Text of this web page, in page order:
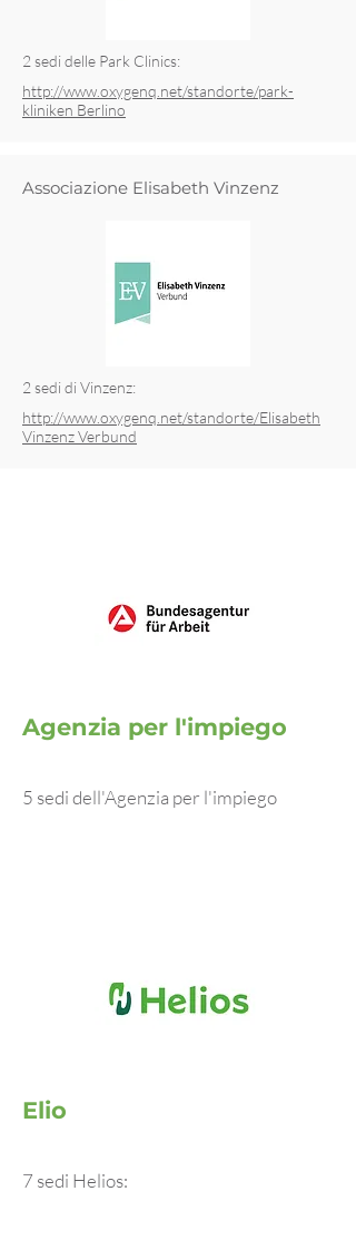
2 sedi delle Park Clinics:
http://www.oxygenq.net/standorte/park-
kliniken Berlino
Associazione Elisabeth Vinzenz
2 sedi di Vinzenz:
http://www.oxygenq.net/standorte/Elisabeth
Vinzenz Verbund
Agenzia per l'impiego
5 sedi dell'Agenzia per l'impiego
Elio
7 sedi Helios: